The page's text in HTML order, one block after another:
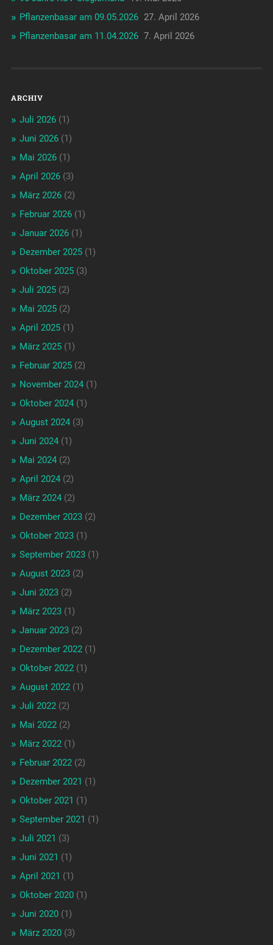
Pflanzenbasar am 09.05.2026 27. April 2026
Pflanzenbasar am 11.04.2026 7. April 2026
ARCHIV
Juli 2026(1)
Juni 2026(1)
Mai 2026(1)
April 2026(3)
März 2026(2)
Februar 2026(1)
Januar 2026(1)
Dezember 2025(1)
Oktober 2025(3)
Juli 2025(2)
Mai 2025(2)
April 2025(1)
März 2025(1)
Februar 2025(2)
November 2024(1)
Oktober 2024(1)
August 2024(3)
Juni 2024(1)
Mai 2024(2)
April 2024(2)
März 2024(2)
Dezember 2023(2)
Oktober 2023(1)
September 2023(1)
August 2023(2)
Juni 2023(2)
März 2023(1)
Januar 2023(2)
Dezember 2022(1)
Oktober 2022(1)
August 2022(1)
Juli 2022(2)
Mai 2022(2)
März 2022(1)
Februar 2022(2)
Dezember 2021 (1)
Oktober 2021 (1)
September 2021 (1)
Juli 2021 (3)
Juni 2021 (1)
April 2021 (1)
Oktober 2020(1)
Juni 2020(1)
März 2020(3)